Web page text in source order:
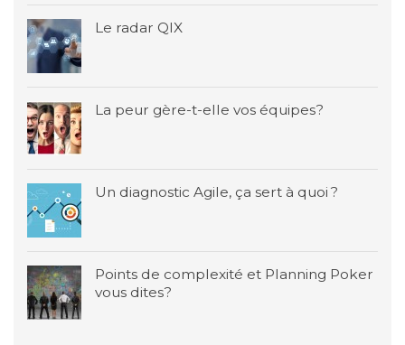
Le radar QIX
La peur gère-t-elle vos équipes?
Un diagnostic Agile, ça sert à quoi ?
Points de complexité et Planning Poker
vous dites?